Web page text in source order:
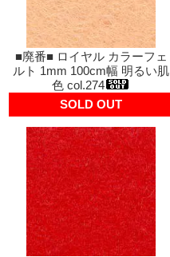
■廃番■ ロイヤル カラーフェ
ルト 1mm 100cm幅 明るい肌
色 col.274
SOLD OUT